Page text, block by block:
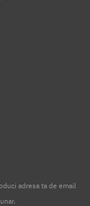
adresa ta de email